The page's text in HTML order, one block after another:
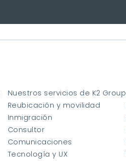
Nuestros servicios de K2 Group
Reubicación y movilidad
Inmigración
Consultor
Comunicaciones
Tecnología y UX